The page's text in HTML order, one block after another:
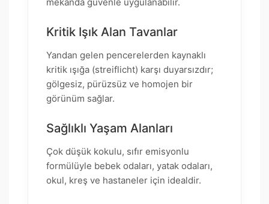
Kritik Işık Alan Tavanlar
Yandan gelen pencerelerden kaynaklı
kritik ışığa (streiflicht) karşı duyarsızdır;
gölgesiz, pürüzsüz ve homojen bir
görünüm sağlar.
Sağlıklı Yaşam Alanları
Çok düşük kokulu, sıfır emisyonlu
formülüyle bebek odaları, yatak odaları,
okul, kreş ve hastaneler için idealdir.